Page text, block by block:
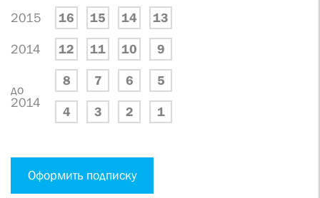
2015 16 15 14 13
2014 12 11 10 9
до
2014
8 7 6 5
4 3 2 1
Оформить подписку